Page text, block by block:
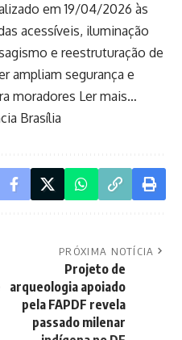
em 19/04/2026 às
acessíveis, iluminação
e reestruturação de
ampliam segurança e
moradores Ler mais…
Brasília
PRÓXIMA NOTÍCIA
Projeto de
arqueologia apoiado
pela FAPDF revela
passado milenar